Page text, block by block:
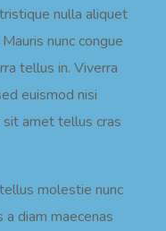
nulla aliquet
nunc congue
tellus in. Viverra
euismod nisi
amet tellus cras
molestie nunc
diam maecenas